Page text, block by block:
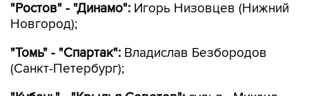
"Ростов" - "Динамо": Игорь Низовцев (Нижний
Новгород);
"Томь" - "Спартак": Владислав Безбородов
(Санкт-Петербург);